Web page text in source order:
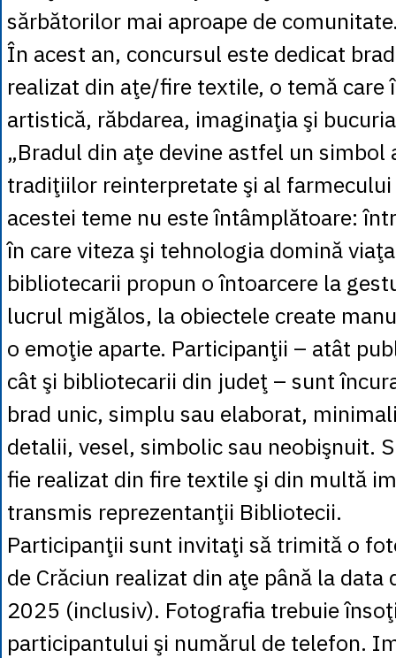
sărbătorilor mai aproape de
În acest an, concursul este dedicat
realizat din aţe/fire textile, o temă care
artistică, răbdarea, imaginaţia şi
„Bradul din aţe devine astfel un
tradiţiilor reinterpretate şi al
acestei teme nu este întâmplătoare:
în care viteza şi tehnologia domină
bibliotecarii propun o întoarcere la
lucrul migălos, la obiectele create
o emoţie aparte. Participanţii – atât
cât şi bibliotecarii din judeţ – sunt
brad unic, simplu sau elaborat,
detalii, vesel, simbolic sau neobişnuit.
fie realizat din fire textile şi din multă
transmis reprezentanţii Bibliotecii.
Participanţii sunt invitaţi să trimită o
de Crăciun realizat din aţe până la data
2025 (inclusiv). Fotografia trebuie
participantului şi numărul de telefon.